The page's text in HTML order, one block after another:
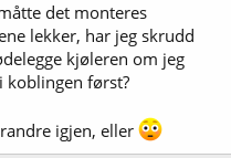
det monteres
lekker, har jeg skrudd
kjøleren om jeg
koblingen først?
igjen, eller